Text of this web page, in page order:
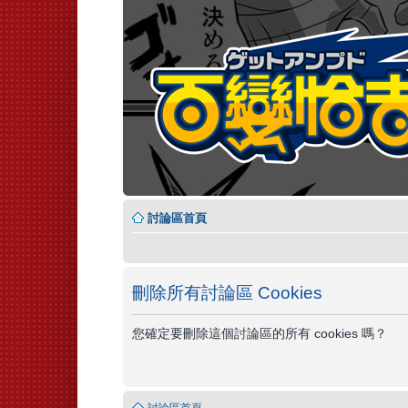
討論區首頁
刪除所有討論區 Cookies
您確定要刪除這個討論區的所有 cookies 嗎？